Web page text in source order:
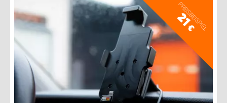
PREISBEISPIEL
21
€